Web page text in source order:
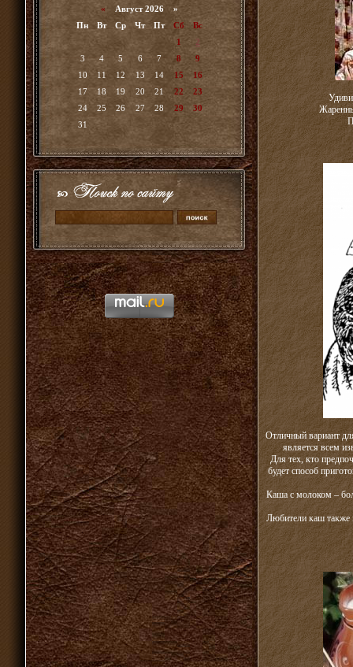
« Август 2026 »
Пн
Вт Ср Чт Пт Сб
Вс
1
2
3
4 5 6 7 8
9
10
11 12 13 14 15
16
17
18 19 20 21 22
23
24
25 26 27 28 29
30
31
Отличный вариант
является всем
Для тех, кто
будет способ
Каша с молоком –
Любители каш также